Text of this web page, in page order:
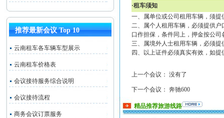
推荐最新会议 Top 10
云南租车各车辆车型展示
云南租车价格表
会议接待服务综合说明
会议接待流程
商务会议订票服务
·租车须知
一、属单位或公司租用车辆，须
二、属个人租用车辆，必须提供
口作担保，条件同上，押金按公司
三、属境外人士租用车辆，必须
四、以上证件必须真实有效，如
上一个会议： 没有了
下一个会议： 奔驰600
精品推荐旅游线路